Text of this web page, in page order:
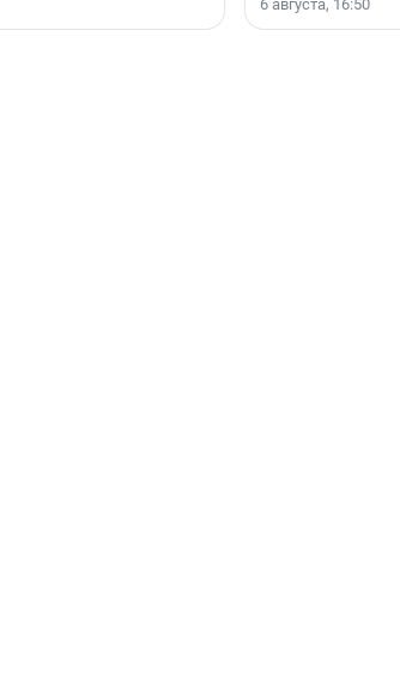
6 августа, 16:50